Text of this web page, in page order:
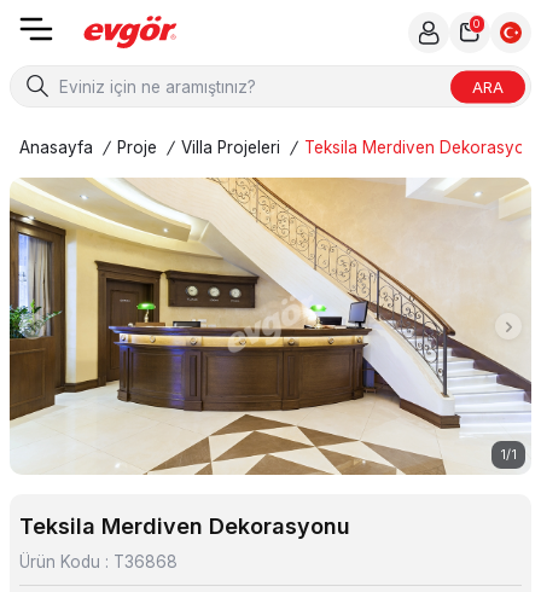
ARA
0
Anasayfa / Proje / Villa Projeleri / Teksila Merdiven
1/1
Teksila Merdiven Dekorasyonu
Ürün Kodu : T36868